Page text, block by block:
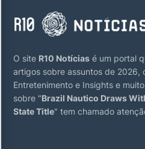
O site R10 Notícias é um portal
artigos sobre assuntos de 2026,
Entretenimento e Insights e
sobre "Brazil Nautico Draws
State Title" tem chamado